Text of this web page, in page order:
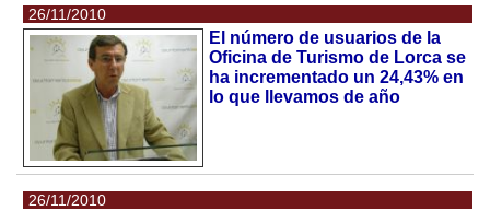
26/11/2010
El número de usuarios de la
Oficina de Turismo de Lorca se
ha incrementado un 24,43% en
lo que llevamos de año
26/11/2010